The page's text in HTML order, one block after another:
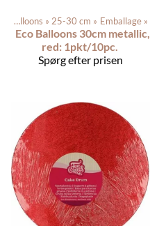
Latex balloons ‪» 25-30 cm ‪» Emballage ‪»
Eco Balloons 30cm metallic,
red: 1pkt/10pc.
Spørg efter prisen
Produkterne‪» Balloons‪»